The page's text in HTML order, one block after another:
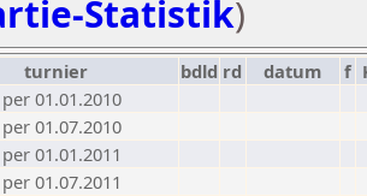
Statistik)
turnier bdld rd datum f
01.01.2010
01.07.2010
01.01.2011
01.07.2011